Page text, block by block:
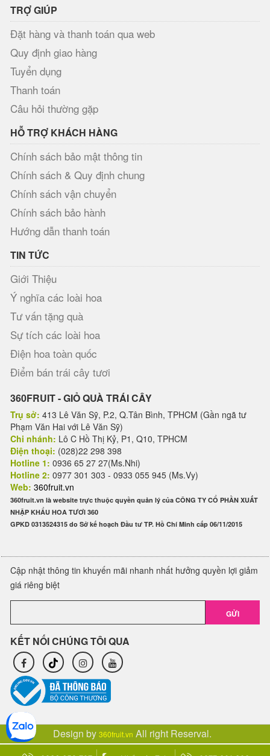
TRỢ GIÚP
Đặt hàng và thanh toán qua web
Quy định giao hàng
Tuyển dụng
Thanh toán
Câu hỏi thường gặp
HỖ TRỢ KHÁCH HÀNG
Chính sách bảo mật thông tin
Chính sách & Quy định chung
Chính sách vận chuyển
Chính sách bảo hành
Hướng dẫn thanh toán
TIN TỨC
Giới Thiệu
Ý nghĩa các loài hoa
Tư vấn tặng quà
Sự tích các loài hoa
Điện hoa toàn quốc
Điểm bán trái cây tươi
360FRUIT - GIỎ QUÀ TRÁI CÂY
Trụ sở: 413 Lê Văn Sỹ, P.2, Q.Tân Bình, TPHCM (Gần ngã tư
Phạm Văn Hai với Lê Văn Sỹ)
Chi nhánh: Lô C Hồ Thị Kỷ, P1, Q10, TPHCM
Điện thoại: (028)22 298 398
Hotline 1: 0936 65 27 27(Ms.Nhi)
Hotline 2: 0977 301 303 - 0933 055 945 (Ms.Vy)
Web: 360fruit.vn
360fruit.vn là website trực thuộc quyền quản lý của CÔNG TY CỔ PHẦN XUẤT
NHẬP KHẨU HOA TƯƠI 360
GPKD 0313524315 do Sở kế hoạch Đầu tư TP. Hồ Chí Minh cấp 06/11/2015
Cập nhật thông tin khuyến mãi nhanh nhất hưởng quyền lợi giảm
giá riêng biệt
GỬI
KẾT NỐI CHÚNG TÔI QUA
Design by 360fruit.vn All right Reserval.